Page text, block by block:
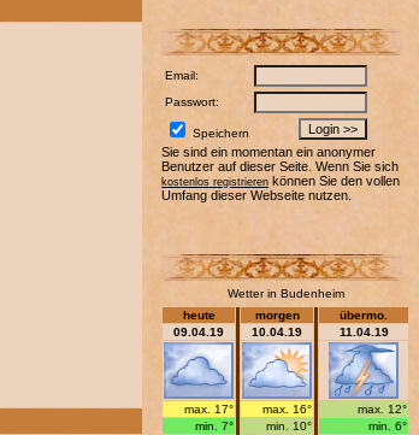
Email:
Passwort:
Speichern
Sie sind ein momentan ein anonymer
Benutzer auf dieser Seite. Wenn Sie sich
kostenlos registrieren können Sie den vollen
Umfang dieser Webseite nutzen.
Wetter in Budenheim
heute
morgen
übermo.
09.04.19
10.04.19 11.04.19
max. 17° max. 16°
max. 12°
min. 7°
min. 10°
min. 6°